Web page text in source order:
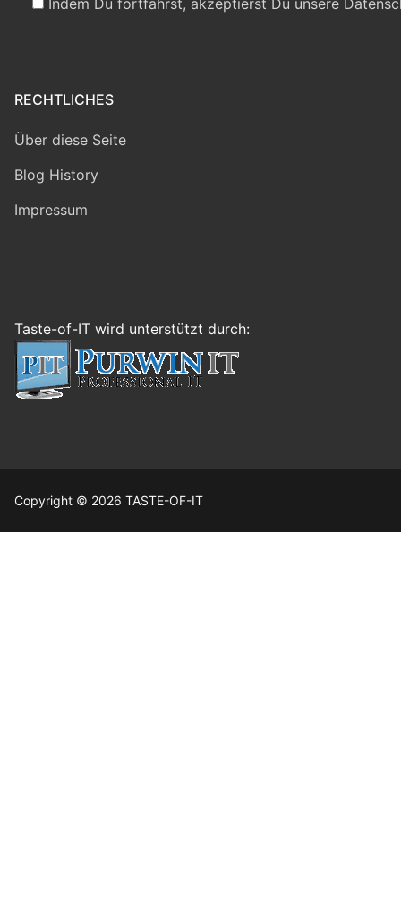
Indem Du fortfährst, akzeptierst Du unsere
RECHTLICHES
Über diese Seite
Blog History
Impressum
Taste-of-IT wird unterstützt durch:
Copyright © 2026 TASTE-OF-IT